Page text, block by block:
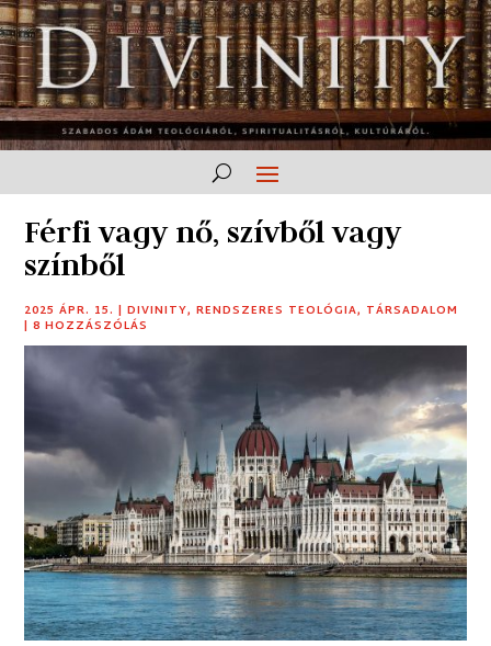
Férfi vagy nő, szívből vagy
színből
2025 ÁPR. 15. |DIVINITY,RENDSZERES TEOLÓGIA, TÁRSADALOM
|8 HOZZÁSZÓLÁS